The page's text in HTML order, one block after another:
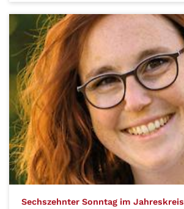
Sechszehnter Sonntag im Jahreskreis